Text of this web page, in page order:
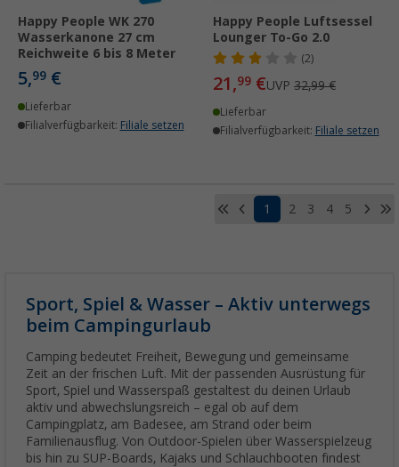
Happy People WK 270
Wasserkanone 27 cm
Reichweite 6 bis 8 Meter
5,99 €
Lieferbar
Filialverfügbarkeit: Filiale setzen
Happy People Luftsessel
Lounger To-Go 2.0
(2)
21,99 €UVP 32,99 €
Lieferbar
Filialverfügbarkeit: Filiale setzen
1 2 3 4 5
Sport, Spiel & Wasser – Aktiv unterwegs
beim Campingurlaub
Camping bedeutet Freiheit, Bewegung und gemeinsame
Zeit an der frischen Luft. Mit der passenden Ausrüstung für
Sport, Spiel und Wasserspaß gestaltest du deinen Urlaub
aktiv und abwechslungsreich – egal ob auf dem
Campingplatz, am Badesee, am Strand oder beim
Familienausflug. Von Outdoor-Spielen über Wasserspielzeug
bis hin zu SUP-Boards, Kajaks und Schlauchbooten findest